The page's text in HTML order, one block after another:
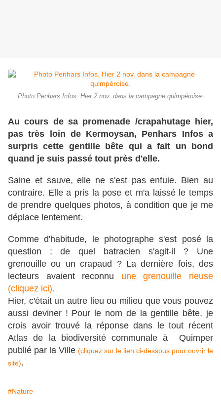
Photo Penhars Infos. Hier 2 nov. dans la campagne quimpéroise.
Au cours de sa promenade /crapahutage hier,
pas très loin de Kermoysan, Penhars Infos a
surpris cette gentille bête qui a fait un bond
quand je suis passé tout près d'elle.
Saine et sauve, elle ne s'est pas enfuie. Bien au
contraire. Elle a pris la pose et m'a laissé le temps
de prendre quelques photos, à condition que je me
déplace lentement.
Comme d'habitude, le photographe s'est posé la
question : de quel batracien s'agit-il ? Une
grenouille ou un crapaud ? La dernière fois, des
lecteurs avaient reconnu une grenouille rieuse
(cliquez ici).
Hier, c'était un autre lieu ou milieu que vous pouvez
aussi deviner ! Pour le nom de la gentille bête, je
crois avoir trouvé la réponse dans le tout récent
Atlas de la biodiversité communale à Quimper
publié par la Ville (cliquez sur le lien ci-dessous pour ouvrir le
site).
#Nature